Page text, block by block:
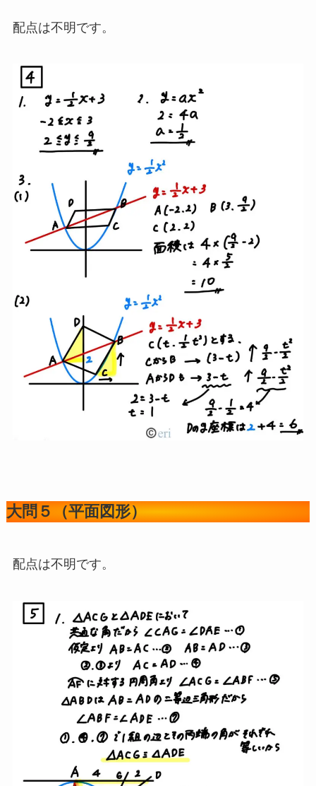
配点は不明です。
大問５（平面図形）
配点は不明です。